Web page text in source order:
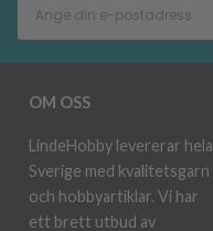
OM OSS
LindeHobby levererar hela
Sverige med kvalitetsgarn
och hobbyartiklar. Vi har
ett brett utbud av